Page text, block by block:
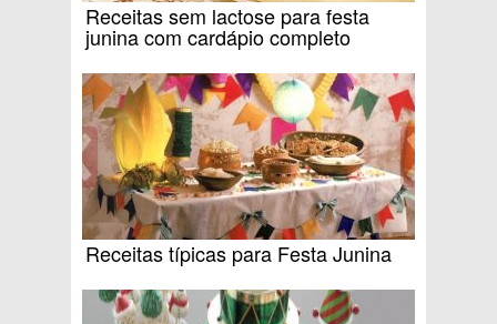
Receitas sem lactose para festa
junina com cardápio completo
Receitas típicas para Festa Junina